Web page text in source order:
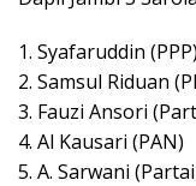
1. Syafaruddin (PPP)
2. Samsul Riduan
3. Fauzi Ansori
4. Al Kausari (PAN)
5. A. Sarwani